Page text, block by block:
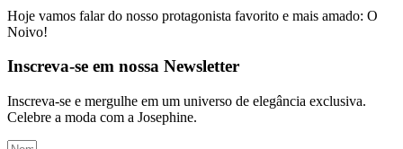
Hoje vamos falar do nosso protagonista favorito e mais amado: O
Noivo!
Inscreva-se em nossa Newsletter
Inscreva-se e mergulhe em um universo de elegância exclusiva.
Celebre a moda com a Josephine.